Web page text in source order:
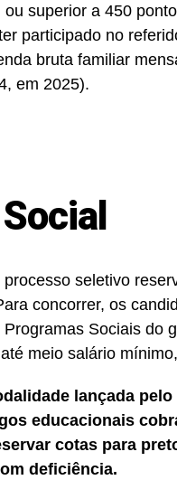
ou superior a 450
participado no
bruta familiar
em 2025).
seletivo
concorrer, os
Programas Sociais do
meio salário
lançada
educacionais
cotas para
deficiência.